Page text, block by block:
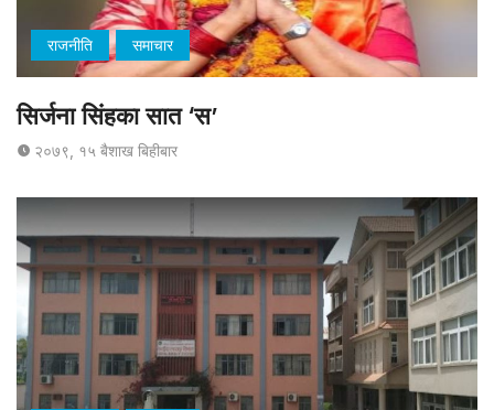
राजनीति समाचार
सिर्जना सिंहका सात ‘स’
२०७९, १५ बैशाख बिहीबार